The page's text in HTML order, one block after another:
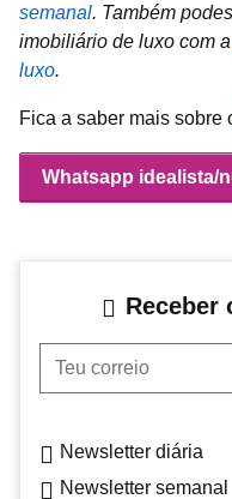
semanal. Também
imobiliário de luxo com a
luxo.
Fica a saber mais sobre
Whatsapp idealista/
Receber
Teu correio
Newsletter diária
Newsletter semanal